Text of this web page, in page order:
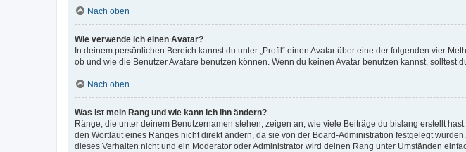
Nach oben
Wie verwende ich einen Avatar?
In deinem persönlichen Bereich kannst du unter „Profil“ einen Avatar über eine der folgenden vier
ob und wie die Benutzer Avatare benutzen können. Wenn du keinen Avatar benutzen kannst, solltest
Nach oben
Was ist mein Rang und wie kann ich ihn ändern?
Ränge, die unter deinem Benutzernamen stehen, zeigen an, wie viele Beiträge du bislang erstellt
den Wortlaut eines Ranges nicht direkt ändern, da sie von der Board-Administration festgelegt
dieses Verhalten nicht und ein Moderator oder Administrator wird deinen Rang unter Umständen